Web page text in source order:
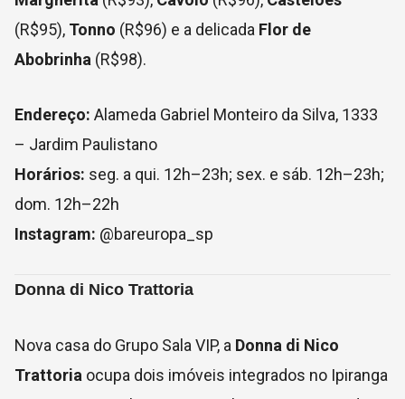
(R$95), Tonno (R$96) e a delicada Flor de
Abobrinha (R$98).
Endereço: Alameda Gabriel Monteiro da Silva, 1333
– Jardim Paulistano
Horários: seg. a qui. 12h–23h; sex. e sáb. 12h–23h;
dom. 12h–22h
Instagram: @bareuropa_sp
Donna di Nico Trattoria
Nova casa do Grupo Sala VIP, a Donna di Nico
Trattoria ocupa dois imóveis integrados no Ipiranga